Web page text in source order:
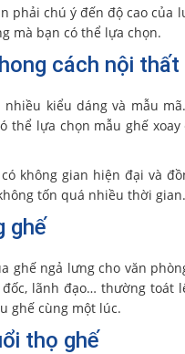
phải chú ý đến độ cao
mà bạn có thể lựa chọn.
cách nội thất
kiểu dáng và mẫu
lựa chọn mẫu ghế
không gian hiện đại và
tốn quá nhiều thời gian.
ghế
ghế ngả lưng cho văn
lãnh đạo… thường toát
ghế cùng một lúc.
thọ ghế